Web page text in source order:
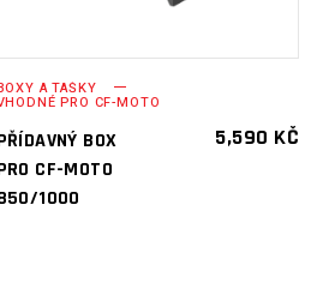
A TAŠKY
PRO CF-MOTO
BOX
CF-MOTO
1000
5,590 KČ